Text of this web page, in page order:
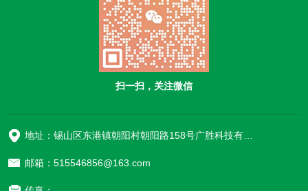
扫一扫，关注微信
地址：锡山区东港镇朝阳村朝阳路158号广胜科技有限公司
邮箱：515546856@163.com